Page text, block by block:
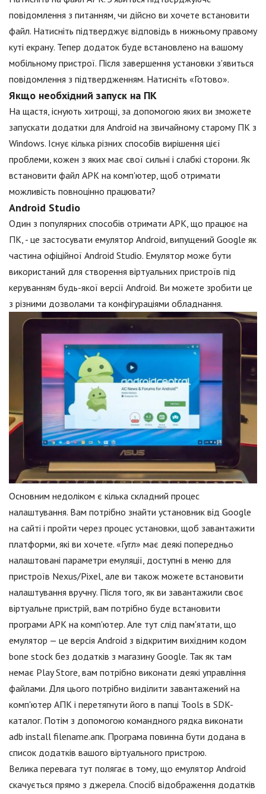
повідомлення з питанням, чи дійсно ви хочете встановити
файл. Натисніть підтверджує відповідь в нижньому правому
куті екрану. Тепер додаток буде встановлено на вашому
мобільному пристрої. Після завершення установки з'явиться
повідомлення з підтвердженням. Натисніть «Готово».
Якщо необхідний запуск на ПК
На щастя, існують хитрощі, за допомогою яких ви зможете
запускати додатки для Android на звичайному старому ПК з
Windows. Існує кілька різних способів вирішення цієї
проблеми, кожен з яких має свої сильні і слабкі сторони. Як
встановити файл APK на комп'ютер, щоб отримати
можливість повноцінно працювати?
Android Studio
Один з популярних способів отримати APK, що працює на
ПК, - це застосувати емулятор Android, випущений Google як
частина офіційної Android Studio. Емулятор може бути
використаний для створення віртуальних пристроїв під
керуванням будь-якої версії Android. Ви можете зробити це
з різними дозволами та конфігураціями обладнання.
Основним недоліком є кілька складний процес
налаштування. Вам потрібно знайти установник від Google
на сайті і пройти через процес установки, щоб завантажити
платформи, які ви хочете. «Гугл» має деякі попередньо
налаштовані параметри емуляції, доступні в меню для
пристроїв Nexus/Pixel, але ви також можете встановити
налаштування вручну. Після того, як ви завантажили своє
віртуальне пристрій, вам потрібно буде встановити
програми APK на комп'ютер. Але тут слід пам'ятати, що
емулятор — це версія Android з відкритим вихідним кодом
bone stock без додатків з магазину Google. Так як там
немає Play Store, вам потрібно виконати деякі управління
файлами. Для цього потрібно виділити завантажений на
комп'ютер АПК і перетягнути його в папці Tools в SDK-
каталог. Потім з допомогою командного рядка виконати
adb install filename.апк. Програма повинна бути додана в
список додатків вашого віртуального пристрою.
Велика перевага тут полягає в тому, що емулятор Android
скачується прямо з джерела. Спосіб відображення додатків